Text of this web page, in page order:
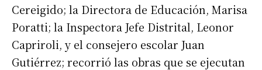
Cereigido; la Directora de Educación, Marisa
Poratti; la Inspectora Jefe Distrital, Leonor
Capriroli, y el consejero escolar Juan
Gutiérrez; recorrió las obras que se ejecutan